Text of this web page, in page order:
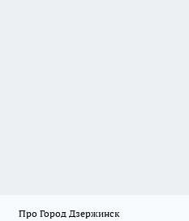
Про Город Дзержинск